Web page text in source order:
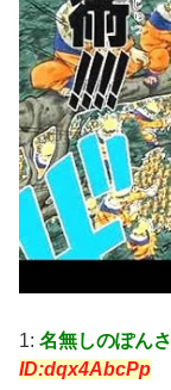
1: 名無しのぽん
ID:dqx4AbcPp